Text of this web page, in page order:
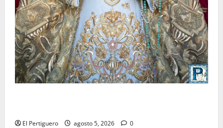
El Pertiguero agosto 5, 2026 0